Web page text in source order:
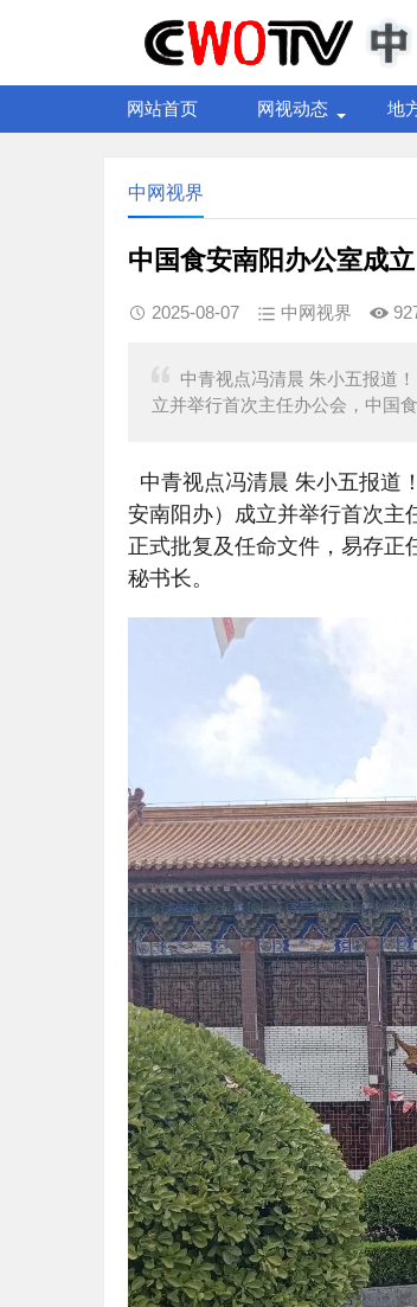
网站首页 网视动态 地
中网视界
中国食安南阳办公室成
2025-08-07 中网视界
中青视点冯清晨 朱小五报道
立并举行首次主任办公会，中国
中青视点冯清晨 朱小五报道
安南阳办）成立并举行首次主
正式批复及任命文件，易存
秘书长。